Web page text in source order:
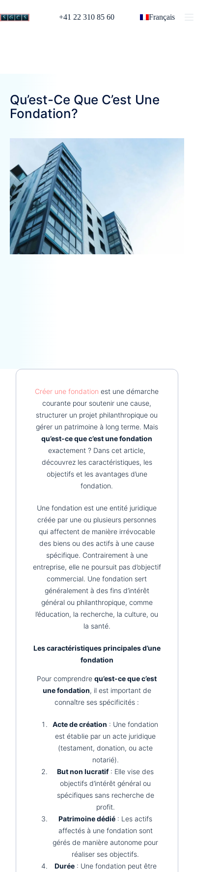
+41 22 310 85 60 Français
Qu’est-Ce Que C’est Une
Fondation?
Créer une fondation est une démarche
courante pour soutenir une cause,
structurer un projet philanthropique ou
gérer un patrimoine à long terme. Mais
qu’est-ce que c’est une fondation
exactement ? Dans cet article,
découvrez les caractéristiques, les
objectifs et les avantages d’une
fondation.
Une fondation est une entité juridique
créée par une ou plusieurs personnes
qui affectent de manière irrévocable
des biens ou des actifs à une cause
spécifique. Contrairement à une
entreprise, elle ne poursuit pas d’objectif
commercial. Une fondation sert
généralement à des fins d’intérêt
général ou philanthropique, comme
l’éducation, la recherche, la culture, ou
la santé.
Les caractéristiques principales d’une
fondation
Pour comprendrequ’est-ce que c’est
une fondation, il est important de
connaître ses spécificités :
Acte de création : Une fondation
est établie par un acte juridique
(testament, donation, ou acte
notarié).
But non lucratif: Elle vise des
objectifs d’intérêt général ou
spécifiques sans recherche de
profit.
Patrimoine dédié : Les actifs
affectés à une fondation sont
gérés de manière autonome pour
réaliser ses objectifs.
Durée: Une fondation peut être